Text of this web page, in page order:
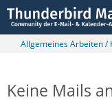
Allgemeines Arbeiten /
Keine Mails